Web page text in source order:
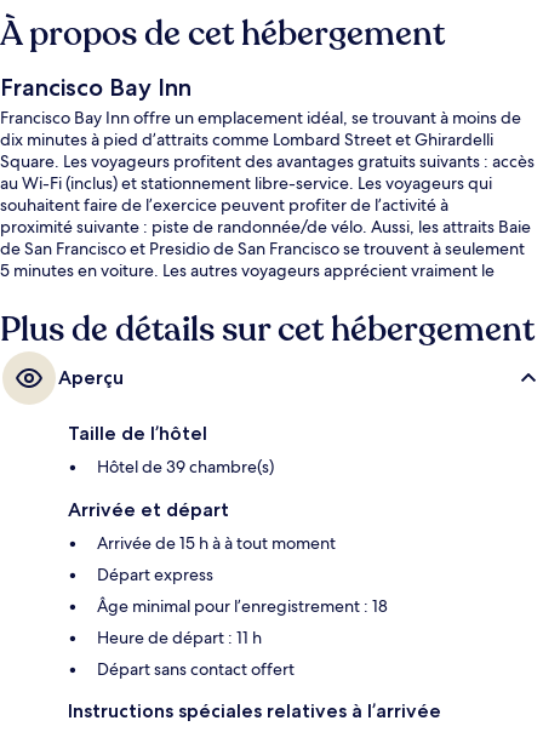
À propos de cet hébergement
Francisco Bay Inn
Francisco Bay Inn offre un emplacement idéal, se trouvant à moins de
dix minutes à pied d’attraits comme Lombard Street et Ghirardelli
Square. Les voyageurs profitent des avantages gratuits suivants : accès
au Wi-Fi (inclus) et stationnement libre-service. Les voyageurs qui
souhaitent faire de l’exercice peuvent profiter de l’activité à
proximité suivante : piste de randonnée/de vélo. Aussi, les attraits Baie
de San Francisco et Presidio de San Francisco se trouvent à seulement
5 minutes en voiture. Les autres voyageurs apprécient vraiment le
commun se trouve à quelques minutes de marche : Arrêt de tram Hyde
St & Lombard St se trouve à 8 minutes et Arrêt de tram Hyde St &
Greenwich St est à 9 minutes.
Plus de détails sur cet hébergement
Aperçu
Taille de l’hôtel
Hôtel de 39 chambre(s)
Arrivée et départ
Arrivée de 15 h à à tout moment
Départ express
Âge minimal pour l’enregistrement : 18
Heure de départ : 11 h
Départ sans contact offert
Instructions spéciales relatives à l’arrivée